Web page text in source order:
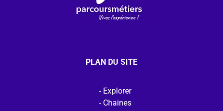
PLAN DU SITE
Explorer
Chaines